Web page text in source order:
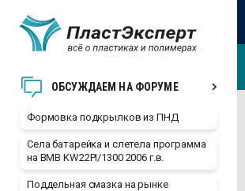
ОБСУЖДАЕМ НА ФОРУМЕ
Формовка подкрылков из ПНД
Села батарейка и слетела программа
на BMB KW22PI/1300 2006 г.в.
Поддельная смазка на рынке